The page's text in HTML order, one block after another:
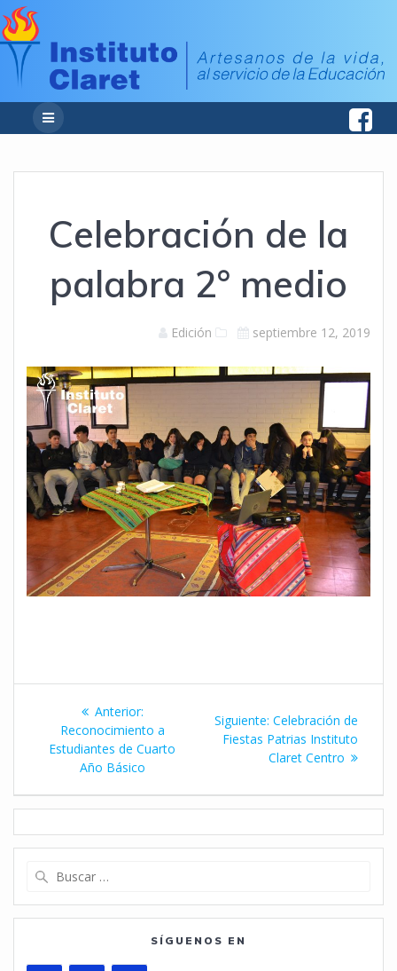
Celebración de la
palabra 2° medio
Edición septiembre 12, 2019
Navegación
de
entradas
Anterior:Entrada
anterior:
Reconocimiento a
Estudiantes de Cuarto
Año Básico
Siguiente: Siguiente
entrada:
Celebración de
Fiestas Patrias Instituto
Claret Centro
SÍGUENOS EN